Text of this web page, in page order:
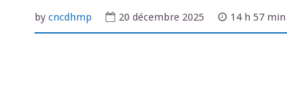
bycncdhmp 20 décembre 2025 14 h 57 min